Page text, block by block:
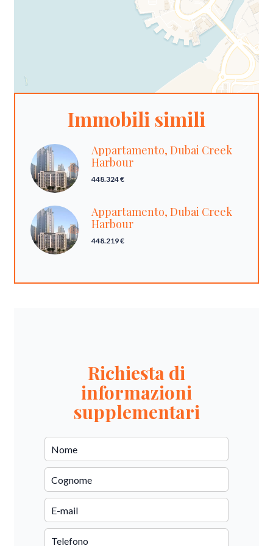
Immobili simili
Appartamento, Dubai Creek
Harbour
448.324 €
Appartamento, Dubai Creek
Harbour
448.219 €
Richiesta di
informazioni
supplementari